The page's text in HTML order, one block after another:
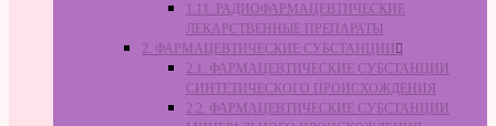
1.11. РАДИОФАРМАЦЕВТИЧЕСКИЕ
ЛЕКАРСТВЕННЫЕ ПРЕПАРАТЫ
2. ФАРМАЦЕВТИЧЕСКИЕ СУБСТАНЦИИ
2.1. ФАРМАЦЕВТИЧЕСКИЕ СУБСТАНЦИИ
СИНТЕТИЧЕСКОГО ПРОИСХОЖДЕНИЯ
2.2. ФАРМАЦЕВТИЧЕСКИЕ СУБСТАНЦИИ